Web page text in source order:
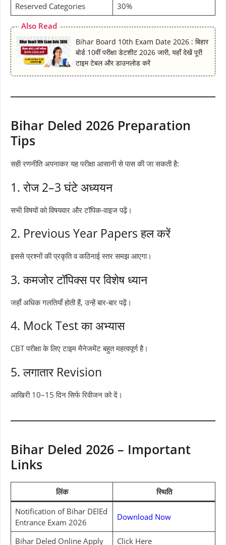
Reserved Categories
30%
Also Read
Bihar Board 10th Exam Date 2026 : बिहार
बोर्ड 10वीं परीक्षा डेटशीट 2026 जारी, यहाँ देखें पूरी
टाइम टेबल और डाउनलोड करें
Bihar Deled 2026 Preparation
Tips
सही रणनीति अपनाकर यह परीक्षा आसानी से पास की जा सकती है:
1. रोज 2–3 घंटे अध्ययन
सभी विषयों को विषयवार और टॉपिक-वाइज पढ़ें।
2. Previous Year Papers हल करें
इससे प्रश्नों की प्रकृति व कठिनाई स्तर समझ आएगा।
3. कमजोर टॉपिक्स पर विशेष ध्यान
जहाँ अधिक गलतियाँ होती हैं, उन्हें बार-बार पढ़ें।
4. Mock Test का अभ्यास
CBT परीक्षा के लिए टाइम मैनेजमेंट बहुत महत्वपूर्ण है।
5. लगातार Revision
आखिरी 10–15 दिन सिर्फ रिवीजन को दें।
Bihar Deled 2026 – Important
Links
लिंक
स्थिति
Notification of Bihar DElEd
Entrance Exam 2026
Download Now
Bihar Deled Online Apply
Click Here